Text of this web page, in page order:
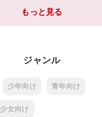
もっと見る
ジャンル
少年向け 青年向け
少女向け